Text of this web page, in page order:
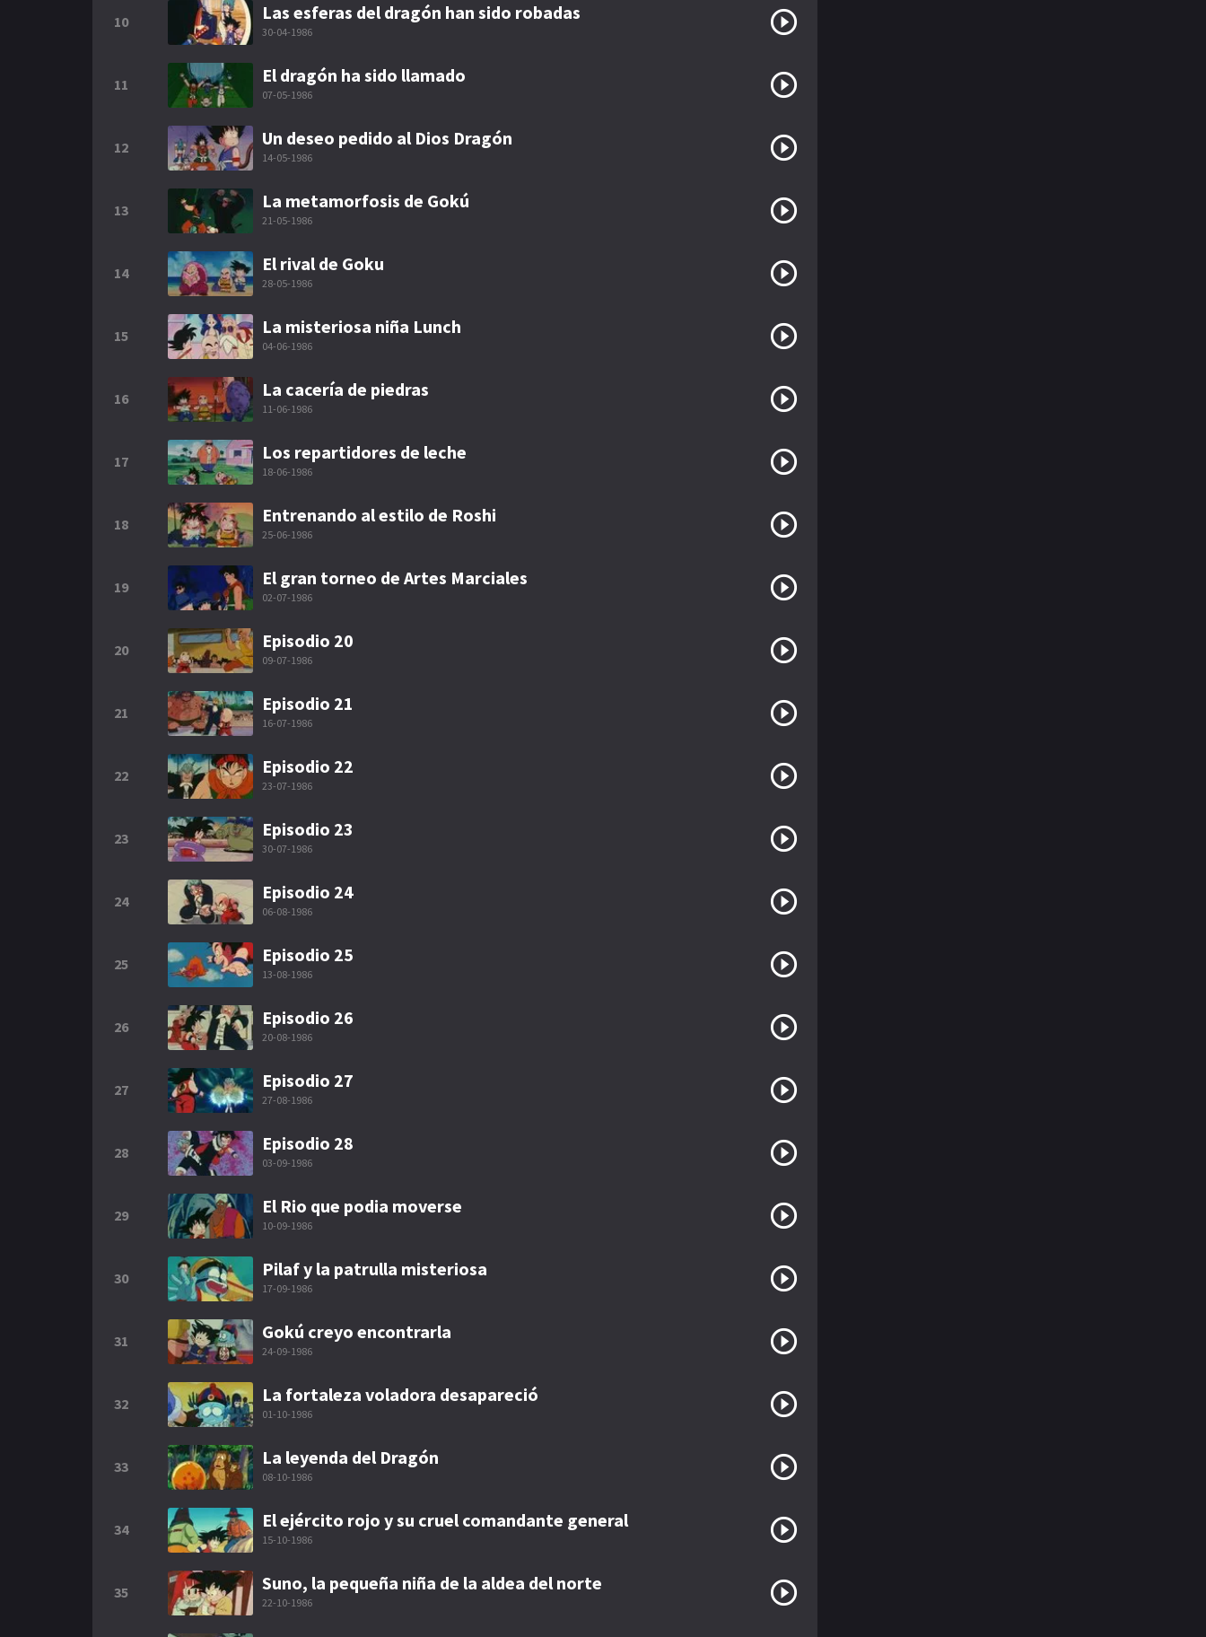
10 Las esferas del dragón han sido robadas
30-04-1986
11 El dragón ha sido llamado
07-05-1986
12 Un deseo pedido al Dios Dragón
14-05-1986
13 La metamorfosis de Gokú
21-05-1986
14 El rival de Goku
28-05-1986
15 La misteriosa niña Lunch
04-06-1986
16 La cacería de piedras
11-06-1986
17 Los repartidores de leche
18-06-1986
18 Entrenando al estilo de Roshi
25-06-1986
19 El gran torneo de Artes Marciales
02-07-1986
20 Episodio 20
09-07-1986
21 Episodio 21
16-07-1986
22 Episodio 22
23-07-1986
23 Episodio 23
30-07-1986
24 Episodio 24
06-08-1986
25 Episodio 25
13-08-1986
26 Episodio 26
20-08-1986
27 Episodio 27
27-08-1986
28 Episodio 28
03-09-1986
29 El Rio que podia moverse
10-09-1986
30 Pilaf y la patrulla misteriosa
17-09-1986
31 Gokú creyo encontrarla
24-09-1986
32 La fortaleza voladora desapareció
01-10-1986
33 La leyenda del Dragón
08-10-1986
34 El ejército rojo y su cruel comandante general
15-10-1986
35 Suno, la pequeña niña de la aldea del norte
22-10-1986